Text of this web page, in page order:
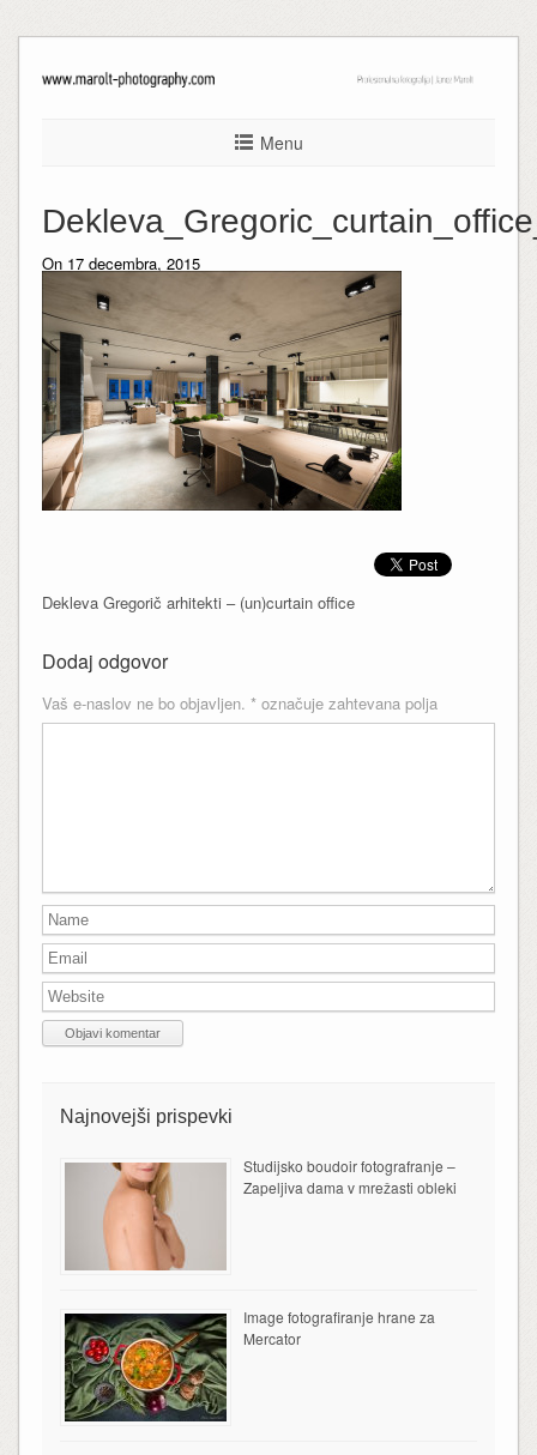
Menu
On 17 decembra, 2015
Dekleva Gregorič arhitekti – (un)curtain office
Dodaj odgovor
Vaš e-naslov ne bo objavljen. *označuje zahtevana polja
Najnovejši prispevki
Studijsko boudoir fotografranje –
Zapeljiva dama v mrežasti obleki
Image fotografiranje hrane za
Mercator